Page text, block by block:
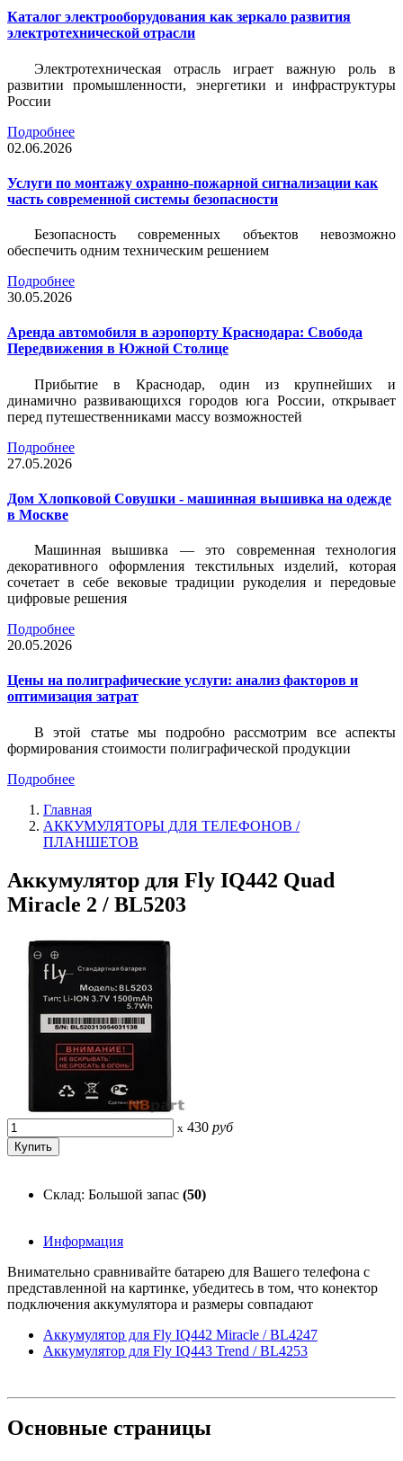
Каталог электрооборудования как зеркало развития
электротехнической отрасли
Электротехническая отрасль играет важную роль в
развитии промышленности, энергетики и инфраструктуры
России
Подробнее
02.06.2026
Услуги по монтажу охранно-пожарной сигнализации как
часть современной системы безопасности
Безопасность современных объектов невозможно
обеспечить одним техническим решением
Подробнее
30.05.2026
Аренда автомобиля в аэропорту Краснодара: Свобода
Передвижения в Южной Столице
Прибытие в Краснодар, один из крупнейших и
динамично развивающихся городов юга России, открывает
перед путешественниками массу возможностей
Подробнее
27.05.2026
Дом Хлопковой Совушки - машинная вышивка на одежде
в Москве
Машинная вышивка — это современная технология
декоративного оформления текстильных изделий, которая
сочетает в себе вековые традиции рукоделия и передовые
цифровые решения
Подробнее
20.05.2026
Цены на полиграфические услуги: анализ факторов и
оптимизация затрат
В этой статье мы подробно рассмотрим все аспекты
формирования стоимости полиграфической продукции
Подробнее
Главная
АККУМУЛЯТОРЫ ДЛЯ ТЕЛЕФОНОВ /
ПЛАНШЕТОВ
Аккумулятор для Fly IQ442 Quad
Miracle 2 / BL5203
x 430 руб
Склад: Большой запас (50)
Информация
Внимательно сравнивайте батарею для Вашего телефона с
представленной на картинке, убедитесь в том, что конектор
подключения аккумулятора и размеры совпадают
Аккумулятор для Fly IQ442 Miracle / BL4247
Аккумулятор для Fly IQ443 Trend / BL4253
Основные страницы